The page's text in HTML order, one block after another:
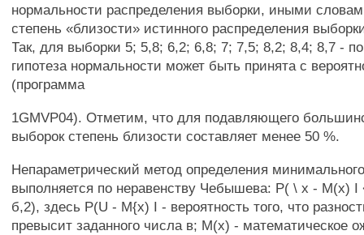
нормальности распределения выборки, иными
степень «близости» истинного распределения
Так, для выборки 5; 5,8; 6,2; 6,8; 7; 7,5; 8,2; 8,4; 8,7 -
гипотеза нормальности может быть принята с
(программа
1GMVP04). Отметим, что для подавляющего
выборок степень близости составляет менее 50 %.
Непараметрический метод определения
выполняется по неравенству Чебышева: Р( \ х - М(х)
б,2), здесь P(U - М{х) I - вероятность того, что
превысит заданного числа в; М(х) - математическое